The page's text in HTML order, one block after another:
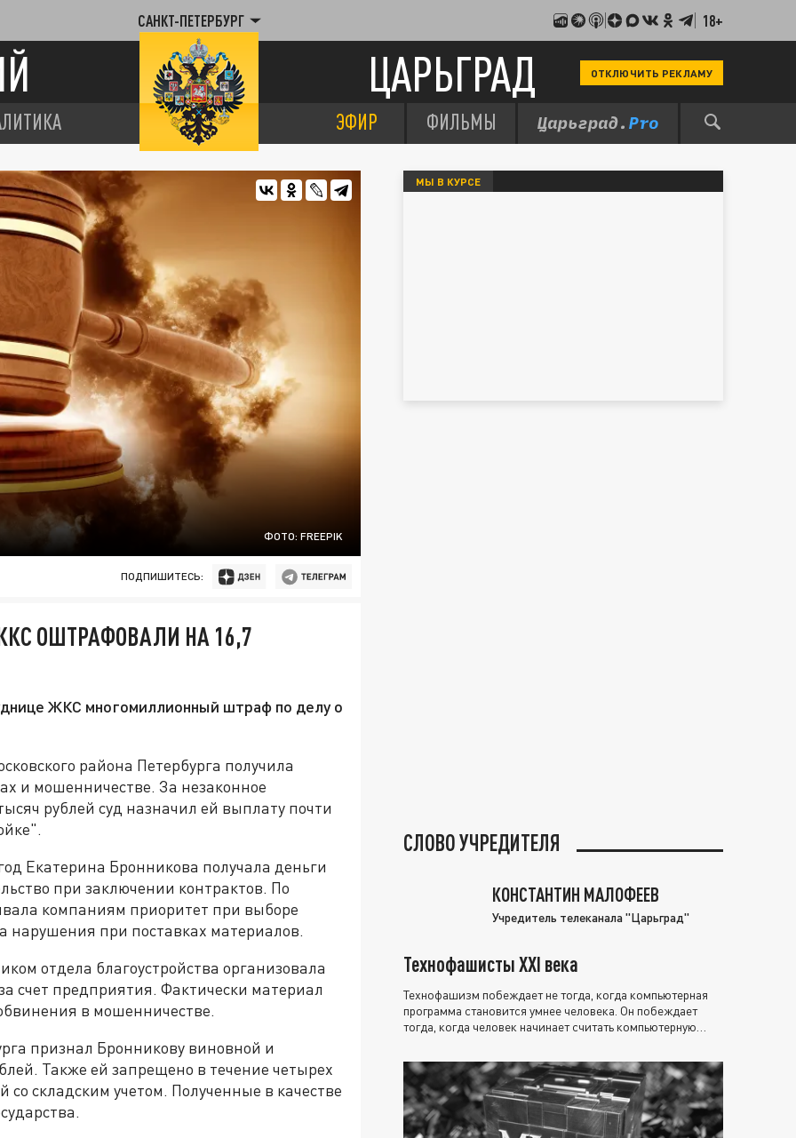
САНКТ-ПЕТЕРБУРГ 18+
ЦАРЬГРАД ОТКЛЮЧИТЬ РЕКЛАМУ
ЭФИР ФИЛЬМЫ
ФОТО: FREEPIK
ПОДПИШИТЕСЬ:
ОШТРАФОВАЛИ НА 16,7
ЖКС многомиллионный штраф по делу о
района Петербурга получила
и мошенничестве. За незаконное
рублей суд назначил ей выплату почти
Екатерина Бронникова получала деньги
при заключении контрактов. По
компаниям приоритет при выборе
нарушения при поставках материалов.
отдела благоустройства организовала
счет предприятия. Фактически материал
в мошенничестве.
признал Бронникову виновной и
Также ей запрещено в течение четырех
со складским учетом. Полученные в качестве
МЫ В КУРСЕ
СЛОВО УЧРЕДИТЕЛЯ
КОНСТАНТИН МАЛОФЕЕВ
Учредитель телеканала "Царьград"
Технофашисты XXI века
Технофашизм побеждает не тогда, когда компьютерная
программа становится умнее человека. Он побеждает
тогда, когда человек начинает считать компьютерную